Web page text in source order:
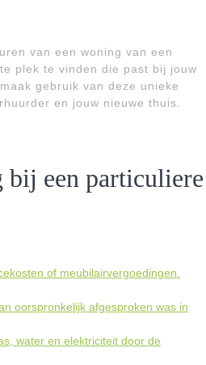
van een woning van een
plek te vinden die past bij jouw
gebruik van deze unieke
en jouw nieuwe thuis.
bij een particuliere
of meubilairvergoedingen.
oorspronkelijk afgesproken was in
water en elektriciteit door de